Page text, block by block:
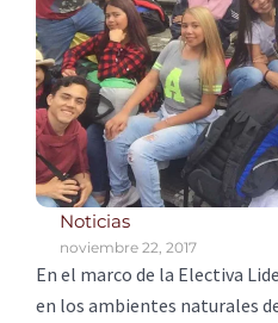
Noticias
noviembre 22, 2017
En el marco de la Electiva
en los ambientes naturales